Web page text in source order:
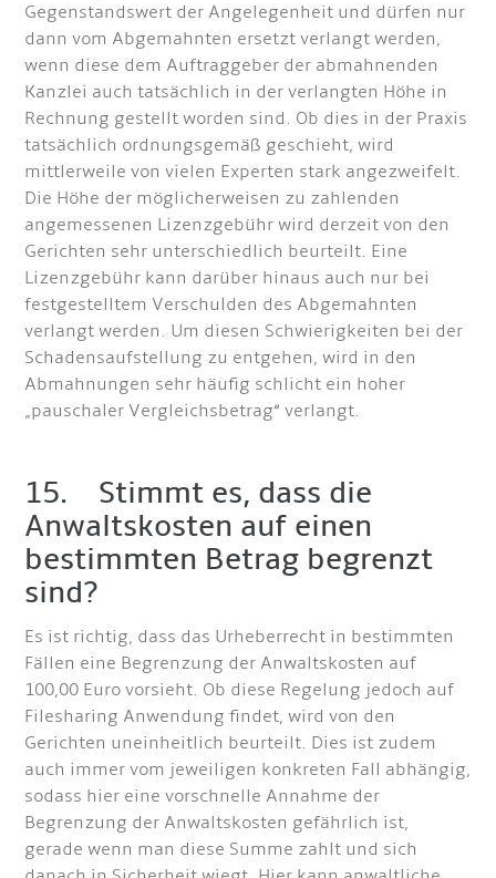
Gegenstandswert der Angelegenheit und dürfen nur
dann vom Abgemahnten ersetzt verlangt werden,
wenn diese dem Auftraggeber der abmahnenden
Kanzlei auch tatsächlich in der verlangten Höhe in
Rechnung gestellt worden sind. Ob dies in der Praxis
tatsächlich ordnungsgemäß geschieht, wird
mittlerweile von vielen Experten stark angezweifelt.
Die Höhe der möglicherweisen zu zahlenden
angemessenen Lizenzgebühr wird derzeit von den
Gerichten sehr unterschiedlich beurteilt. Eine
Lizenzgebühr kann darüber hinaus auch nur bei
festgestelltem Verschulden des Abgemahnten
verlangt werden. Um diesen Schwierigkeiten bei der
Schadensaufstellung zu entgehen, wird in den
Abmahnungen sehr häufig schlicht ein hoher
„pauschaler Vergleichsbetrag“ verlangt.
15. Stimmt es, dass die
Anwaltskosten auf einen
bestimmten Betrag begrenzt
sind?
Es ist richtig, dass das Urheberrecht in bestimmten
Fällen eine Begrenzung der Anwaltskosten auf
100,00 Euro vorsieht. Ob diese Regelung jedoch auf
Filesharing Anwendung findet, wird von den
Gerichten uneinheitlich beurteilt. Dies ist zudem
auch immer vom jeweiligen konkreten Fall abhängig,
sodass hier eine vorschnelle Annahme der
Begrenzung der Anwaltskosten gefährlich ist,
gerade wenn man diese Summe zahlt und sich